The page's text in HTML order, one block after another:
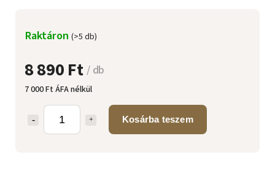
8 890 Ft/ db
7 000 Ft ÁFA nélkül
Kosárba teszem
Raktáron (>5 db)